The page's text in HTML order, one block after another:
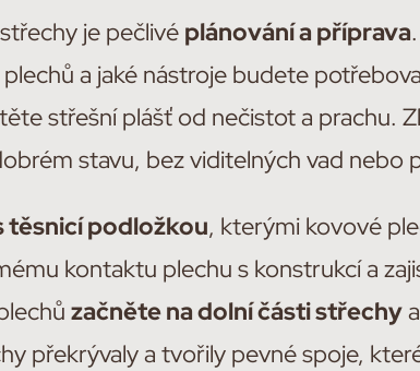
je pečlivé plánování a příprava
a jaké nástroje budete
střešní plášť od nečistot a prachu.
stavu, bez viditelných vad nebo
těsnicí podložkou, kterými kovové
kontaktu plechu s konstrukcí a
začněte na dolní části střechy
překrývaly a tvořily pevné spoje,